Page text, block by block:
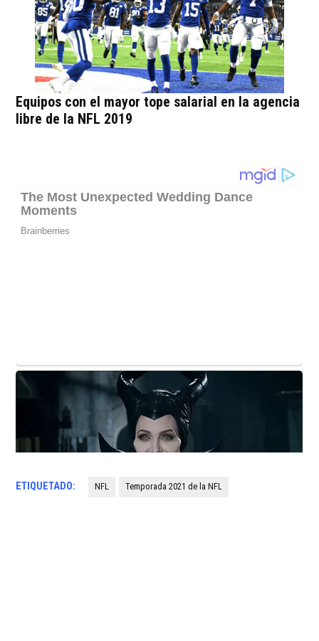
Equipos con el mayor tope salarial en la agencia
libre de la NFL 2019